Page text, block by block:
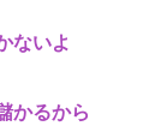
ないよ
かるから